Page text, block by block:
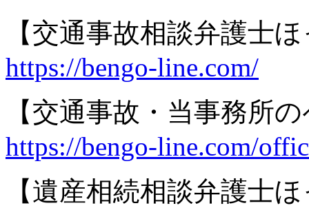
【交通事故相談弁護士
https://bengo-line.com/
【交通事故・当事務所
https://bengo-line.com/
【遺産相続相談弁護士